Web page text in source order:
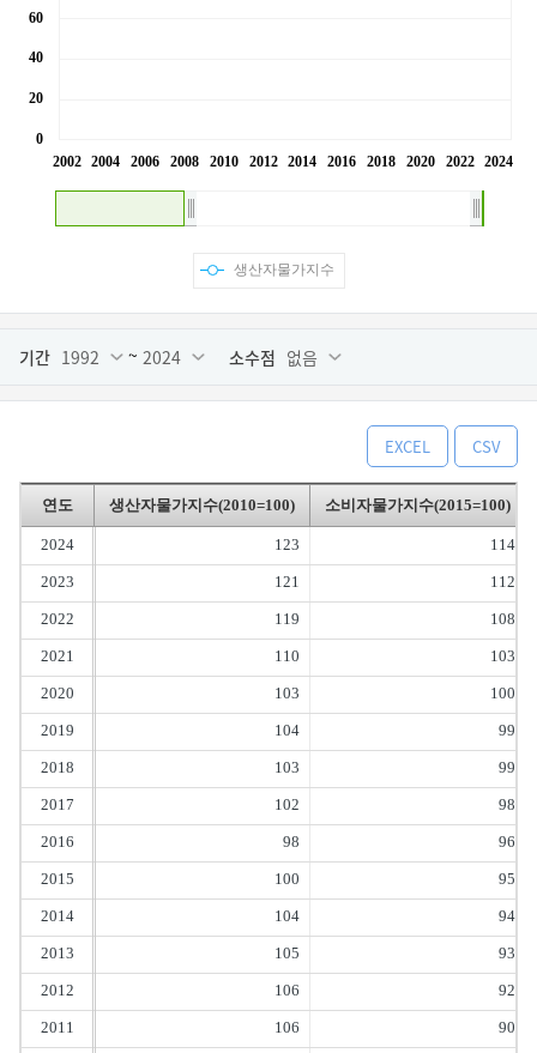
생산자물가지수
기간 1992 ~ 2024 소수점 없음
EXCEL CSV
생산자물가지수(2010=100) 소비자물가지수(2015=100)
123 114
121 112
119 108
110 103
103 100
104 99
103 99
102 98
98 96
100 95
104 94
105 93
106 92
106 90
연도
2024
2023
2022
2021
2020
2019
2018
2017
2016
2015
2014
2013
2012
2011